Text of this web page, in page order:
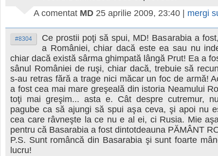
A comentat MD 25 aprilie 2009, 23:40 mergi
#8304
Ce prostii poţi să spui, MD! Basarabia a
a României, chiar dacă este ea sau nu
chiar dacă există sârma ghimpată lângă Prut! Ea a
sânul României de ruşi, chiar dacă, trebuie să
s-au retras fără a trage nici măcar un foc de armă!
a fost cea mai mare greşeală din istoria Neamului
toţi mai greşim... asta e. Cât despre cutremur,
pagube ca să ajungi să spui aşa ceva, şi apoi nu
cea care râvneşte la ce nu e al ei, ci Rusia. Mie
pentru că Basarabia a fost dintotdeauna PĂMÂNT
P.S. Sunt româncă din Basarabia şi sunt foarte
lucru!